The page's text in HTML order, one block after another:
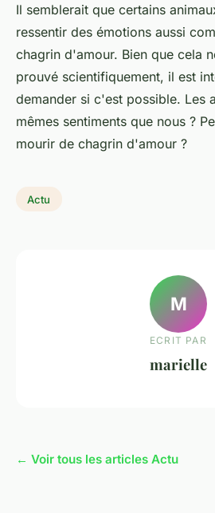
Il semblerait que certains
ressentir des émotions aussi
chagrin d'amour. Bien que cela
prouvé scientifiquement, il est
demander si c'est possible. Les
mêmes sentiments que nous ?
mourir de chagrin d'amour ?
Actu
M
ECRIT PAR
marielle
← Voir tous les articles Actu